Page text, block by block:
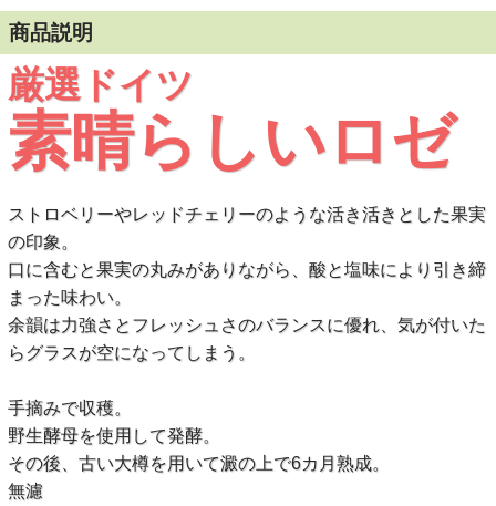
商品説明
厳選ドイツ
素晴らしいロゼ
ストロベリーやレッドチェリーのような活き活きとした果実
の印象。
口に含むと果実の丸みがありながら、酸と塩味により引き締
まった味わい。
余韻は力強さとフレッシュさのバランスに優れ、気が付いた
らグラスが空になってしまう。
手摘みで収穫。
野生酵母を使用して発酵。
その後、古い大樽を用いて澱の上で6カ月熟成。
無濾